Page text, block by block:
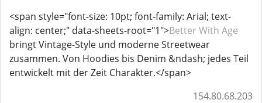
<span style="font-size: 10pt; font-family: Arial; text-
align: center;" data-sheets-root="1">Better With Age
bringt Vintage-Style und moderne Streetwear
zusammen. Von Hoodies bis Denim &ndash; jedes Teil
entwickelt mit der Zeit Charakter.</span>
154.80.68.203